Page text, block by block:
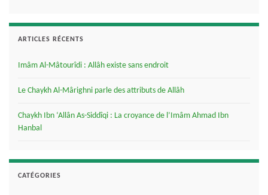
ARTICLES RÉCENTS
Imâm Al-Mâtourîdi : Allâh existe sans endroit
Le Chaykh Al-Mârighni parle des attributs de Allâh
Chaykh Ibn ‘Allân As-Siddîqi : La croyance de l’Imâm Ahmad Ibn
Hanbal
CATÉGORIES